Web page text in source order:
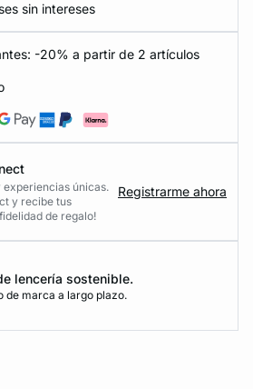
sin intereses
-20% a partir de 2 artículos
experiencias únicas.
y recibe tus
de regalo!
Registrarme ahora
lencería sostenible.
de marca a largo plazo.